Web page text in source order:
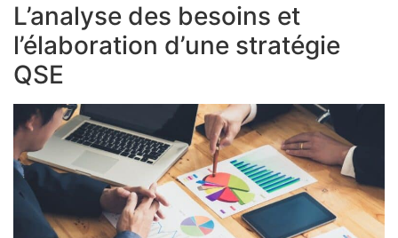
L’analyse des besoins et
l’élaboration d’une stratégie
QSE